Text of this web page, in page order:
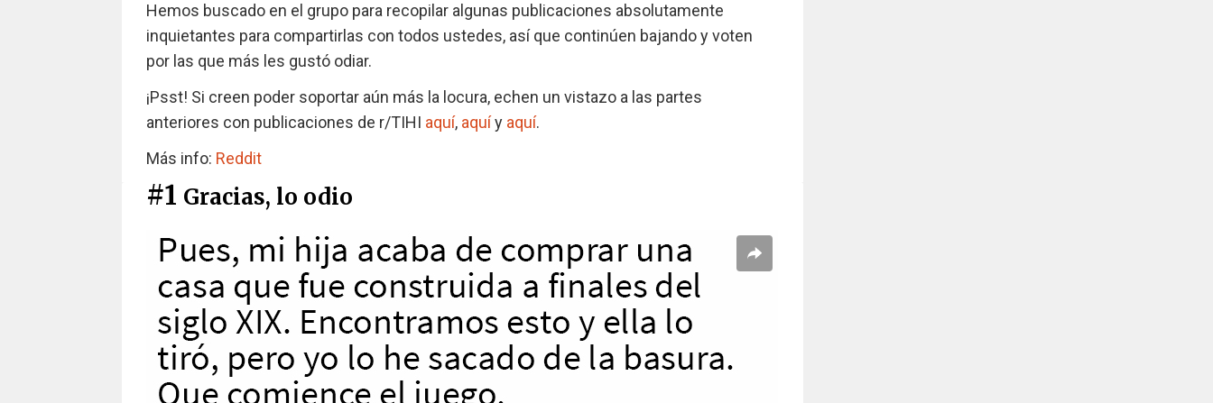
Hemos buscado en el grupo para recopilar algunas publicaciones absolutamente
inquietantes para compartirlas con todos ustedes, así que continúen bajando y voten
por las que más les gustó odiar.
¡Psst! Si creen poder soportar aún más la locura, echen un vistazo a las partes
anteriores con publicaciones de r/TIHI aquí, aquíy aquí.
Más info: Reddit
#1 Gracias, lo odio